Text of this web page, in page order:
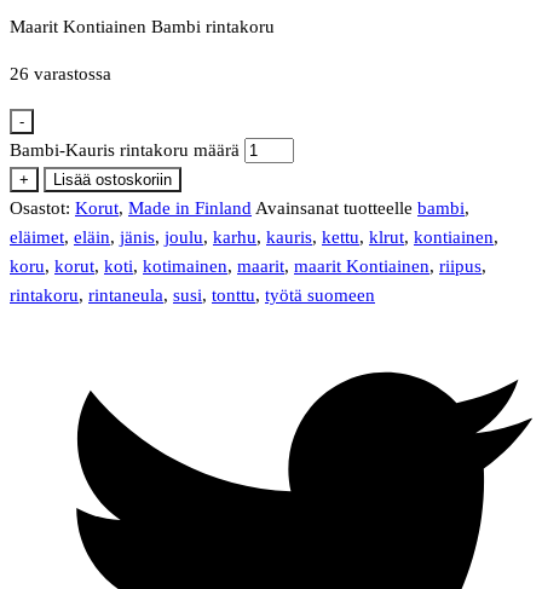
Maarit Kontiainen Bambi rintakoru
26 varastossa
-
Bambi-Kauris rintakoru määrä
+ Lisää ostoskoriin
Osastot: Korut, Made in Finland Avainsanat tuotteelle bambi,
eläimet, eläin, jänis, joulu, karhu, kauris, kettu, klrut, kontiainen,
koru, korut, koti, kotimainen, maarit, maarit Kontiainen, riipus,
rintakoru, rintaneula, susi, tonttu, työtä suomeen